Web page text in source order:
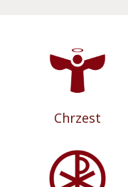
Chrzest